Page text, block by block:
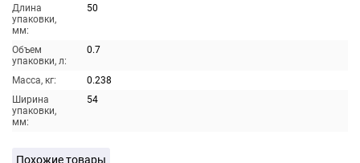
Длина
упаковки,
мм:
50
Объем
упаковки, л:
0.7
Масса, кг:
0.238
Ширина
упаковки,
мм:
54
Похожие товары